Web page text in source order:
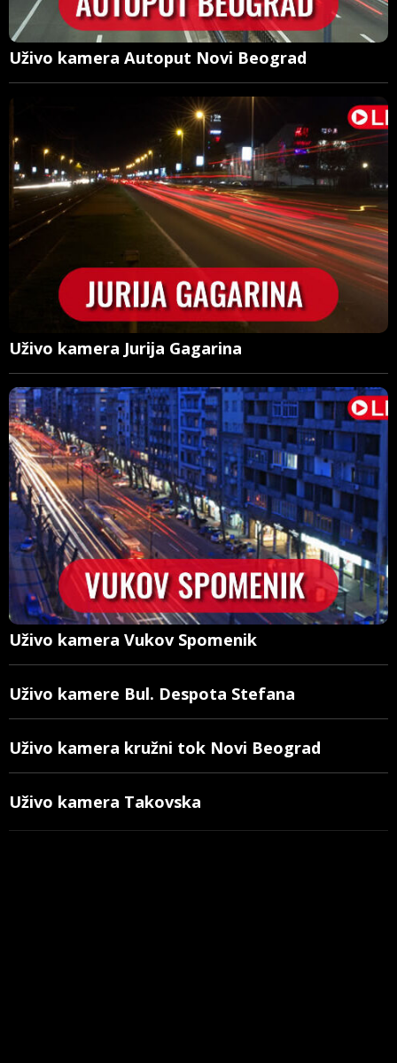
Uživo kamera Autoput Novi Beograd
Uživo kamera Jurija Gagarina
Uživo kamera Vukov Spomenik
Uživo kamere Bul. Despota Stefana
Uživo kamera kružni tok Novi Beograd
Uživo kamera Takovska